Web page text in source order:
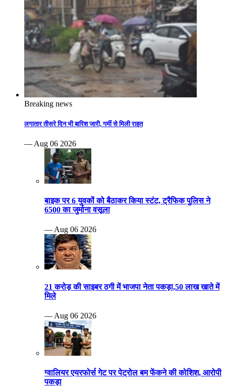
Breaking news
लगातार तीसरे दिन भी बारिश जारी, गर्मी से मिली राहत
— Aug 06 2026
बाइक पर 6 युवकों को बैठाकर किया स्टंट, ट्रैफिक पुलिस ने
6500 का जुर्माना वसूला
— Aug 06 2026
21 करोड़ की साइबर ठगी में भाजपा नेता पकड़ा,50 लाख खाते में
मिले
— Aug 06 2026
ग्वालियर एयरफोर्स गेट पर पेट्रोल बम फेंकने की कोशिश, आरोपी
पकड़ा